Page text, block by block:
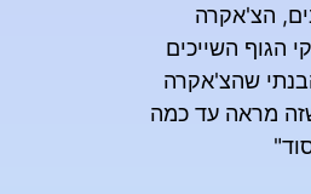
הצ'אקרה
הגוף השייכים
שהצ'אקרה
מראה עד כמה